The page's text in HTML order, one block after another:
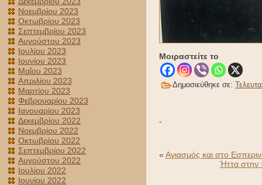
Νοεμβρίου 2023
Οκτωβρίου 2023
Σεπτεμβρίου 2023
Αυγούστου 2023
Ιουλίου 2023
Ιουνίου 2023
Μαΐου 2023
Απριλίου 2023
Μαρτίου 2023
Φεβρουαρίου 2023
Ιανουαρίου 2023
Δεκεμβρίου 2022
Νοεμβρίου 2022
Οκτωβρίου 2022
Σεπτεμβρίου 2022
Αυγούστου 2022
Ιουλίου 2022
Ιουνίου 2022
Μοιραστείτε το
Δημοσιεύθηκε σε:
-
« Αγιασμός και στο
Ήττα στην